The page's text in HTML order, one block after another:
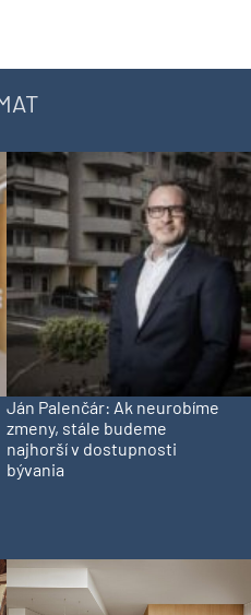
Ján Palenčár: Ak neurobíme
zmeny, stále budeme
najhorší v dostupnosti
bývania